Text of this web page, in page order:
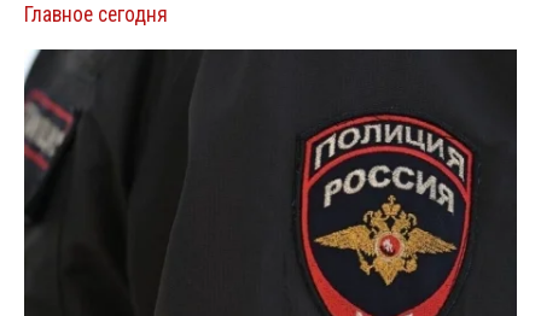
Главное сегодня